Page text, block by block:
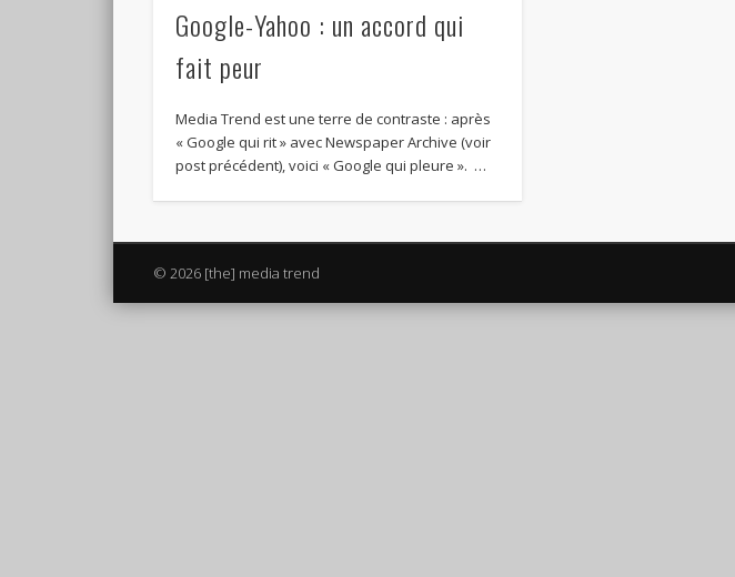
Google-Yahoo : un accord qui
fait peur
Media Trend est une terre de contraste : après
« Google qui rit » avec Newspaper Archive (voir
post précédent), voici « Google qui pleure ». …
© 2026 [the] media trend